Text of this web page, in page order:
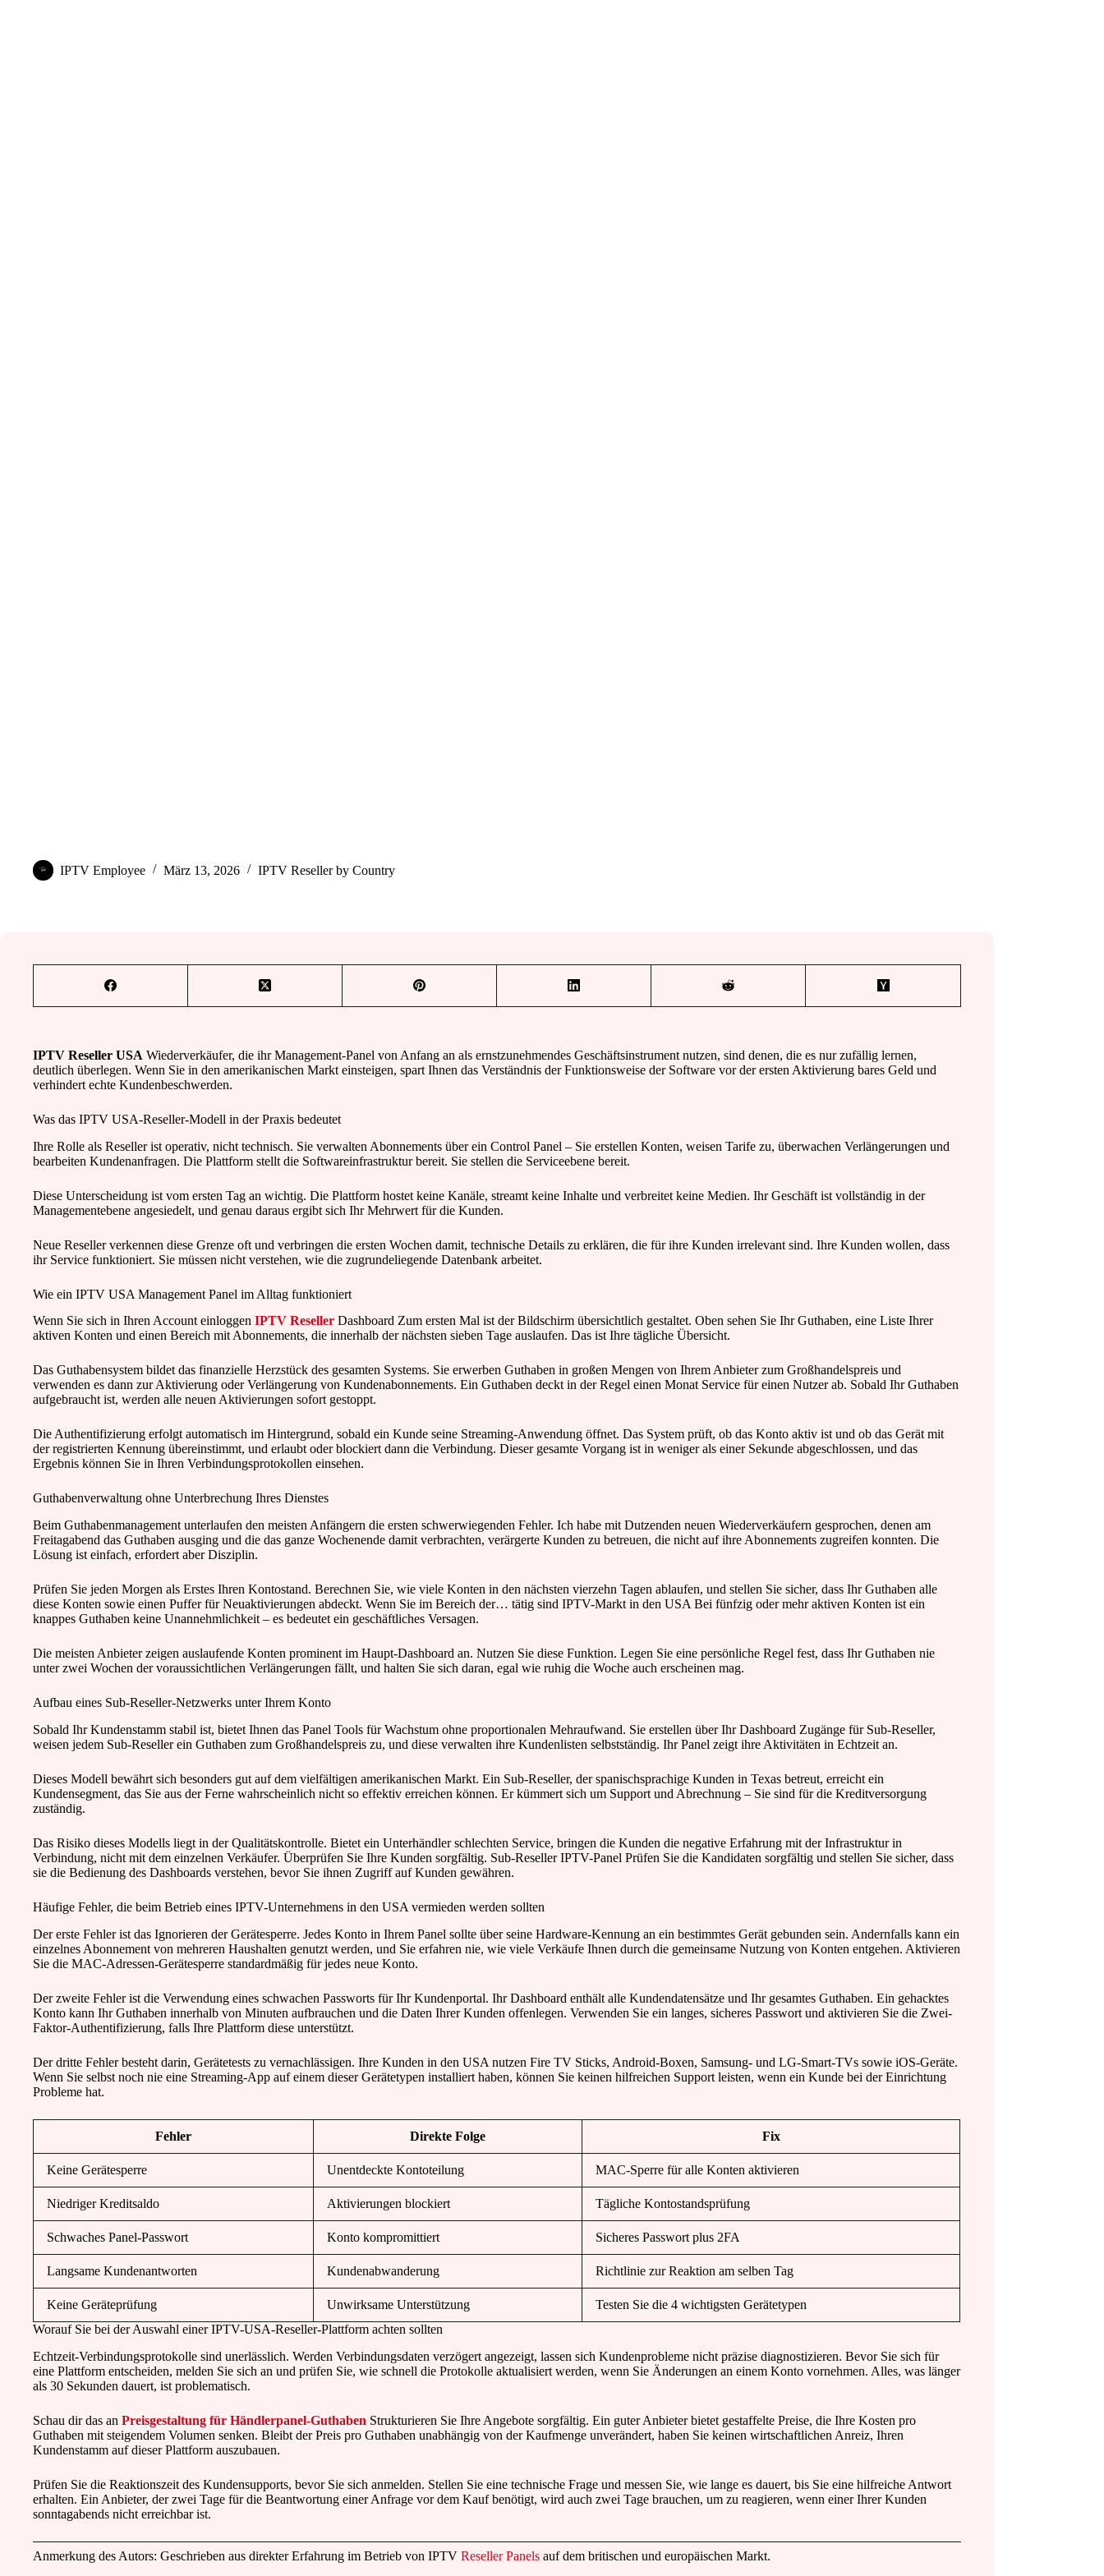
IPTV Employee März 13, 2026 IPTV Reseller by Country
IPTV Reseller USA Wiederverkäufer, die ihr Management-Panel von Anfang an als ernstzunehmendes Geschäftsinstrument nutzen, sind denen, die es nur zufällig lernen,
deutlich überlegen. Wenn Sie in den amerikanischen Markt einsteigen, spart Ihnen das Verständnis der Funktionsweise der Software vor der ersten Aktivierung bares Geld und
verhindert echte Kundenbeschwerden.
Was das IPTV USA-Reseller-Modell in der Praxis bedeutet
Ihre Rolle als Reseller ist operativ, nicht technisch. Sie verwalten Abonnements über ein Control Panel – Sie erstellen Konten, weisen Tarife zu, überwachen Verlängerungen und
bearbeiten Kundenanfragen. Die Plattform stellt die Softwareinfrastruktur bereit. Sie stellen die Serviceebene bereit.
Diese Unterscheidung ist vom ersten Tag an wichtig. Die Plattform hostet keine Kanäle, streamt keine Inhalte und verbreitet keine Medien. Ihr Geschäft ist vollständig in der
Managementebene angesiedelt, und genau daraus ergibt sich Ihr Mehrwert für die Kunden.
Neue Reseller verkennen diese Grenze oft und verbringen die ersten Wochen damit, technische Details zu erklären, die für ihre Kunden irrelevant sind. Ihre Kunden wollen, dass
ihr Service funktioniert. Sie müssen nicht verstehen, wie die zugrundeliegende Datenbank arbeitet.
Wie ein IPTV USA Management Panel im Alltag funktioniert
Wenn Sie sich in Ihren Account einloggen IPTV Reseller Dashboard Zum ersten Mal ist der Bildschirm übersichtlich gestaltet. Oben sehen Sie Ihr Guthaben, eine Liste Ihrer
aktiven Konten und einen Bereich mit Abonnements, die innerhalb der nächsten sieben Tage auslaufen. Das ist Ihre tägliche Übersicht.
Das Guthabensystem bildet das finanzielle Herzstück des gesamten Systems. Sie erwerben Guthaben in großen Mengen von Ihrem Anbieter zum Großhandelspreis und
verwenden es dann zur Aktivierung oder Verlängerung von Kundenabonnements. Ein Guthaben deckt in der Regel einen Monat Service für einen Nutzer ab. Sobald Ihr Guthaben
aufgebraucht ist, werden alle neuen Aktivierungen sofort gestoppt.
Die Authentifizierung erfolgt automatisch im Hintergrund, sobald ein Kunde seine Streaming-Anwendung öffnet. Das System prüft, ob das Konto aktiv ist und ob das Gerät mit
der registrierten Kennung übereinstimmt, und erlaubt oder blockiert dann die Verbindung. Dieser gesamte Vorgang ist in weniger als einer Sekunde abgeschlossen, und das
Ergebnis können Sie in Ihren Verbindungsprotokollen einsehen.
Guthabenverwaltung ohne Unterbrechung Ihres Dienstes
Beim Guthabenmanagement unterlaufen den meisten Anfängern die ersten schwerwiegenden Fehler. Ich habe mit Dutzenden neuen Wiederverkäufern gesprochen, denen am
Freitagabend das Guthaben ausging und die das ganze Wochenende damit verbrachten, verärgerte Kunden zu betreuen, die nicht auf ihre Abonnements zugreifen konnten. Die
Lösung ist einfach, erfordert aber Disziplin.
Prüfen Sie jeden Morgen als Erstes Ihren Kontostand. Berechnen Sie, wie viele Konten in den nächsten vierzehn Tagen ablaufen, und stellen Sie sicher, dass Ihr Guthaben alle
diese Konten sowie einen Puffer für Neuaktivierungen abdeckt. Wenn Sie im Bereich der… tätig sind IPTV-Markt in den USA Bei fünfzig oder mehr aktiven Konten ist ein
knappes Guthaben keine Unannehmlichkeit – es bedeutet ein geschäftliches Versagen.
Die meisten Anbieter zeigen auslaufende Konten prominent im Haupt-Dashboard an. Nutzen Sie diese Funktion. Legen Sie eine persönliche Regel fest, dass Ihr Guthaben nie
unter zwei Wochen der voraussichtlichen Verlängerungen fällt, und halten Sie sich daran, egal wie ruhig die Woche auch erscheinen mag.
Aufbau eines Sub-Reseller-Netzwerks unter Ihrem Konto
Sobald Ihr Kundenstamm stabil ist, bietet Ihnen das Panel Tools für Wachstum ohne proportionalen Mehraufwand. Sie erstellen über Ihr Dashboard Zugänge für Sub-Reseller,
weisen jedem Sub-Reseller ein Guthaben zum Großhandelspreis zu, und diese verwalten ihre Kundenlisten selbstständig. Ihr Panel zeigt ihre Aktivitäten in Echtzeit an.
Dieses Modell bewährt sich besonders gut auf dem vielfältigen amerikanischen Markt. Ein Sub-Reseller, der spanischsprachige Kunden in Texas betreut, erreicht ein
Kundensegment, das Sie aus der Ferne wahrscheinlich nicht so effektiv erreichen können. Er kümmert sich um Support und Abrechnung – Sie sind für die Kreditversorgung
zuständig.
Das Risiko dieses Modells liegt in der Qualitätskontrolle. Bietet ein Unterhändler schlechten Service, bringen die Kunden die negative Erfahrung mit der Infrastruktur in
Verbindung, nicht mit dem einzelnen Verkäufer. Überprüfen Sie Ihre Kunden sorgfältig. Sub-Reseller IPTV-Panel Prüfen Sie die Kandidaten sorgfältig und stellen Sie sicher, dass
sie die Bedienung des Dashboards verstehen, bevor Sie ihnen Zugriff auf Kunden gewähren.
Häufige Fehler, die beim Betrieb eines IPTV-Unternehmens in den USA vermieden werden sollten
Der erste Fehler ist das Ignorieren der Gerätesperre. Jedes Konto in Ihrem Panel sollte über seine Hardware-Kennung an ein bestimmtes Gerät gebunden sein. Andernfalls kann ein
einzelnes Abonnement von mehreren Haushalten genutzt werden, und Sie erfahren nie, wie viele Verkäufe Ihnen durch die gemeinsame Nutzung von Konten entgehen. Aktivieren
Sie die MAC-Adressen-Gerätesperre standardmäßig für jedes neue Konto.
Der zweite Fehler ist die Verwendung eines schwachen Passworts für Ihr Kundenportal. Ihr Dashboard enthält alle Kundendatensätze und Ihr gesamtes Guthaben. Ein gehacktes
Konto kann Ihr Guthaben innerhalb von Minuten aufbrauchen und die Daten Ihrer Kunden offenlegen. Verwenden Sie ein langes, sicheres Passwort und aktivieren Sie die Zwei-
Faktor-Authentifizierung, falls Ihre Plattform diese unterstützt.
Der dritte Fehler besteht darin, Gerätetests zu vernachlässigen. Ihre Kunden in den USA nutzen Fire TV Sticks, Android-Boxen, Samsung- und LG-Smart-TVs sowie iOS-Geräte.
Wenn Sie selbst noch nie eine Streaming-App auf einem dieser Gerätetypen installiert haben, können Sie keinen hilfreichen Support leisten, wenn ein Kunde bei der Einrichtung
Probleme hat.
Fehler Direkte Folge Fix
Keine Gerätesperre Unentdeckte Kontoteilung MAC-Sperre für alle Konten aktivieren
Niedriger Kreditsaldo Aktivierungen blockiert Tägliche Kontostandsprüfung
Schwaches Panel-Passwort Konto kompromittiert Sicheres Passwort plus 2FA
Langsame Kundenantworten Kundenabwanderung Richtlinie zur Reaktion am selben Tag
Keine Geräteprüfung Unwirksame Unterstützung
Testen Sie die 4 wichtigsten Gerätetypen
Worauf Sie bei der Auswahl einer IPTV-USA-Reseller-Plattform achten sollten
Echtzeit-Verbindungsprotokolle sind unerlässlich. Werden Verbindungsdaten verzögert angezeigt, lassen sich Kundenprobleme nicht präzise diagnostizieren. Bevor Sie sich für
eine Plattform entscheiden, melden Sie sich an und prüfen Sie, wie schnell die Protokolle aktualisiert werden, wenn Sie Änderungen an einem Konto vornehmen. Alles, was länger
als 30 Sekunden dauert, ist problematisch.
Schau dir das an Preisgestaltung für Händlerpanel-Guthaben Strukturieren Sie Ihre Angebote sorgfältig. Ein guter Anbieter bietet gestaffelte Preise, die Ihre Kosten pro
Guthaben mit steigendem Volumen senken. Bleibt der Preis pro Guthaben unabhängig von der Kaufmenge unverändert, haben Sie keinen wirtschaftlichen Anreiz, Ihren
Kundenstamm auf dieser Plattform auszubauen.
Prüfen Sie die Reaktionszeit des Kundensupports, bevor Sie sich anmelden. Stellen Sie eine technische Frage und messen Sie, wie lange es dauert, bis Sie eine hilfreiche Antwort
erhalten. Ein Anbieter, der zwei Tage für die Beantwortung einer Anfrage vor dem Kauf benötigt, wird auch zwei Tage brauchen, um zu reagieren, wenn einer Ihrer Kunden
sonntagabends nicht erreichbar ist.
Anmerkung des Autors: Geschrieben aus direkter Erfahrung im Betrieb von IPTV Reseller Panels auf dem britischen und europäischen Markt.